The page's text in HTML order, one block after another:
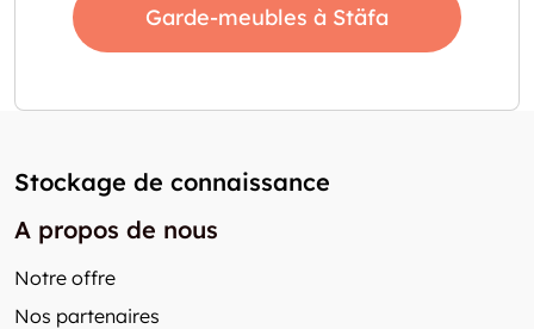
Garde-meubles à Stäfa
Stockage de connaissance
A propos de nous
Notre offre
Nos partenaires